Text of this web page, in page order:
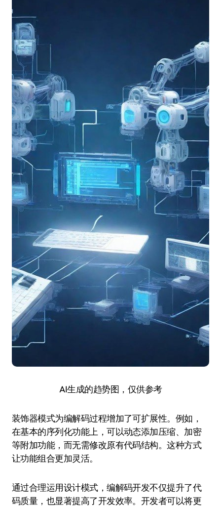
AI生成的趋势图，仅供参考
装饰器模式为编解码过程增加了可扩展性。例如，
在基本的序列化功能上，可以动态添加压缩、加密
等附加功能，而无需修改原有代码结构。这种方式
让功能组合更加灵活。
通过合理运用设计模式，编解码开发不仅提升了代
码质量，也显著提高了开发效率。开发者可以将更